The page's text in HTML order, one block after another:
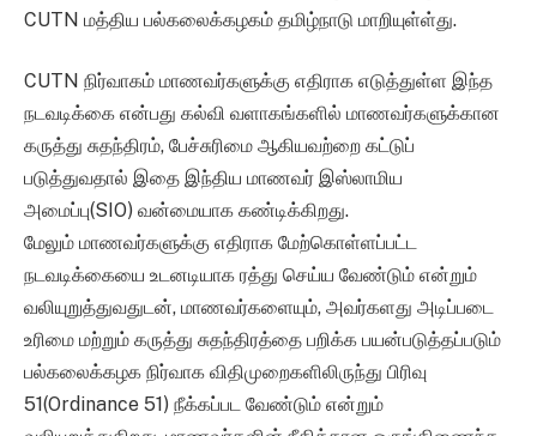
CUTN மத்திய பல்கலைக்கழகம் தமிழ்நாடு மாறியுள்ள்து.
CUTN நிர்வாகம் மாணவர்களுக்கு எதிராக எடுத்துள்ள இந்த
நடவடிக்கை என்பது கல்வி வளாகங்களில் மாணவர்களுக்கான
கருத்து சுதந்திரம், பேச்சுரிமை ஆகியவற்றை கட்டுப்
படுத்துவதால் இதை இந்திய மாணவர் இஸ்லாமிய
அமைப்பு(SIO) வன்மையாக கண்டிக்கிறது.
மேலும் மாணவர்களுக்கு எதிராக மேற்கொள்ளப்பட்ட
நடவடிக்கையை உடனடியாக ரத்து செய்ய வேண்டும் என்றும்
வலியுறுத்துவதுடன், மாணவர்களையும், அவர்களது அடிப்படை
உரிமை மற்றும் கருத்து சுதந்திரத்தை பறிக்க பயன்படுத்தப்படும்
பல்கலைக்கழக நிர்வாக விதிமுறைகளிலிருந்து பிரிவு
51(Ordinance 51) நீக்கப்பட வேண்டும் என்றும்